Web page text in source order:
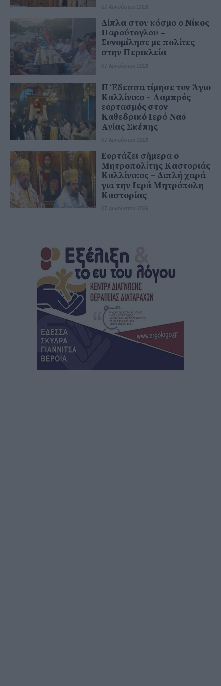
07 Αυγούστου 2026
Δίπλα στον κόσμο ο Νίκος
Παρούτογλου –
Συνομίλησε με πολίτες
στην Περικλεία
07 Αυγούστου 2026
Η Έδεσσα τίμησε τον Άγιο
Καλλίνικο – Λαμπρός
εορτασμός στον
Καθεδρικό Ιερό Ναό
Αγίας Σκέπης
07 Αυγούστου 2026
Εορτάζει σήμερα ο
Μητροπολίτης Καστοριάς
Καλλίνικος – Διπλή χαρά
για την Ιερά Μητρόπολη
Καστορίας
07 Αυγούστου 2026